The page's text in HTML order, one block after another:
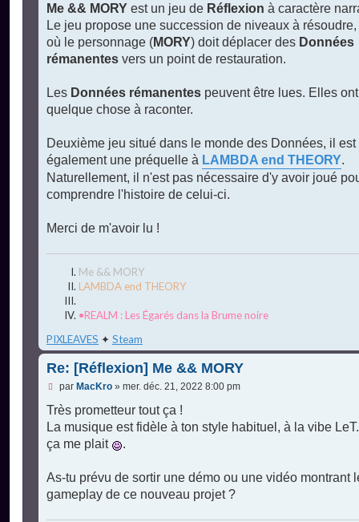
Me && MORY est un jeu de Réflexion à caractère
Le jeu propose une succession de niveaux à résoudre,
où le personnage (MORY) doit déplacer des Données
rémanentes vers un point de restauration.
Les Données rémanentes peuvent être lues. Elles ont
quelque chose à raconter.
Deuxième jeu situé dans le monde des Données, il est
également une préquelle à LAMBDA end THEORY.
Naturellement, il n'est pas nécessaire d'y avoir joué
comprendre l'histoire de celui-ci.
Merci de m'avoir lu !
Me && MORY
LAMBDA end THEORY
•REALM : Les Égarés dans la Brume noire
PIXLEAVES ✦ Steam
Re: [Réflexion] Me && MORY
M
s
a
g
o
l
par MacKro» mer. déc. 21, 2022 8:00 pm
Très prometteur tout ça !
La musique est fidèle à ton style habituel, à la vibe
ça me plait
.
As-tu prévu de sortir une démo ou une vidéo montrant
gameplay de ce nouveau projet ?